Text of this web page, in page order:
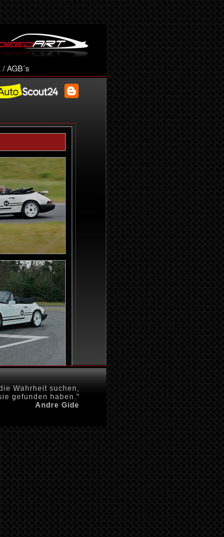
Wahrheit suchen,
gefunden haben."
Andre Gide